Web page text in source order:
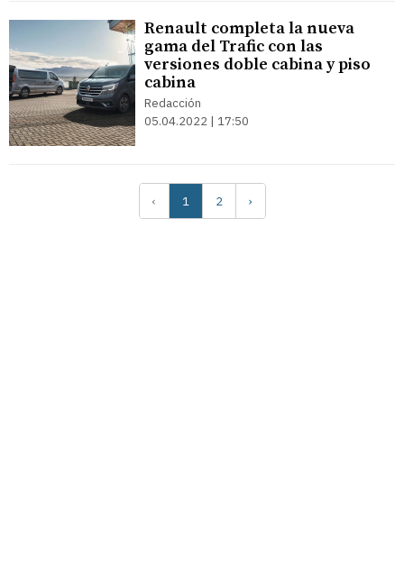
Renault completa la nueva
gama del Trafic con las
versiones doble cabina y piso
cabina
Redacción
05.04.2022 | 17:50
‹ 1 2 ›